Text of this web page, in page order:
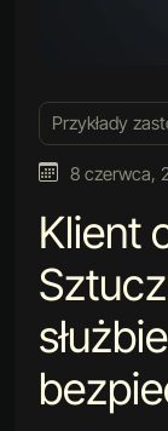
Przykłady
8 czerwca,
Klient